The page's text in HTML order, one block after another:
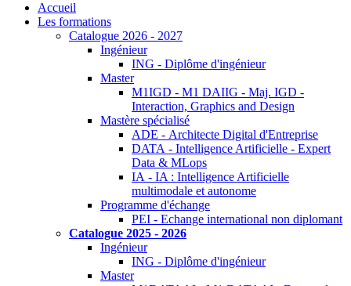
Accueil
Les formations
Catalogue 2026 - 2027
Ingénieur
ING - Diplôme d'ingénieur
Master
M1IGD - M1 DAIIG - Maj. IGD -
Interaction, Graphics and Design
Mastère spécialisé
ADE - Architecte Digital d'Entreprise
DATA - Intelligence Artificielle - Expert
Data & MLops
IA - IA : Intelligence Artificielle
multimodale et autonome
Programme d'échange
PEI - Echange international non diplomant
Catalogue 2025 - 2026
Ingénieur
ING - Diplôme d'ingénieur
Master